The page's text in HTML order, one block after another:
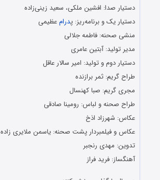
دستیار صدا: افشین ملکی، سعید زینی‌زاده
دستیار یک و برنامه‌ریز: پدرامعظیمی
منشی صحنه: فاطمه جلالی
مدیر تولید: آبتین عامری
دستیار دوم و تولید: امیر سالار عاقل
طراح گریم: ثمر برازنده
مجری گریم: صبا کهنسال
طراح صحنه و لباس: رومینا صادقی
عکاس: شهرزاد اذخ
عکاس و فیلمبردار پشت صحنه: یاسمن ملایری زاده
تدوین: مهدی رنجبر
آهنگساز: فرید فراز